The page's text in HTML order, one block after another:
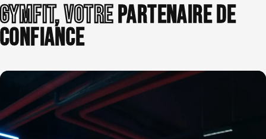
GYMFIT, VOTREPARTENAIRE DE
CONFIANCE